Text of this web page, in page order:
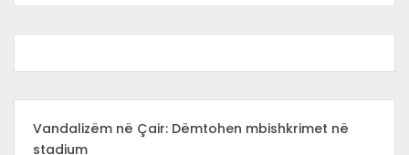
Vandalizëm në Çair: Dëmtohen mbishkrimet në
stadium